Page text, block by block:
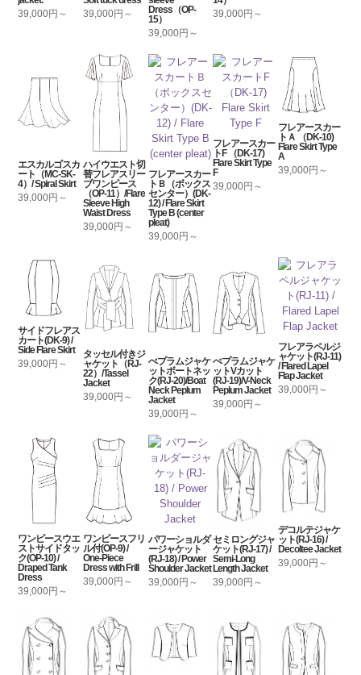
39,000円～
39,000円～
Dress（OP-
15）
39,000円～
39,000円～
エスカルゴスカ
ート（MC-SK-
4）/ Spiral Skirt
39,000円～
ハイウエスト切
替フレアスリー
ブワンピース
（OP-11）/Flare
Sleeve High
Waist Dress
39,000円～
フレアースカー
トＢ（ボックス
センター）(DK-
12) / Flare Skirt
Type B (center
pleat)
39,000円～
フレアースカー
トF （DK-17)
Flare Skirt Type
F
39,000円～
フレアースカー
トＡ （DK-10)
Flare Skirt Type
A
39,000円～
サイドフレアス
カート(DK-9) /
Side Flare Skirt
39,000円～
タッセル付きジ
ャケット（RJ-
22）/Tassel
Jacket
39,000円～
ぺプラムジャケ
ットボートネッ
ク(RJ-20)/Boat
Neck Peplum
Jacket
39,000円～
ぺプラムジャケ
ットVカット
(RJ-19)/V-Neck
Peplum Jacket
39,000円～
フレアラペルジ
ャケット(RJ-11)
/ Flared Lapel
Flap Jacket
39,000円～
ワンピースウエ
ストサイドタッ
ク(OP-10) /
Draped Tank
Dress
39,000円～
ワンピースフリ
ル付(OP-9) /
One-Piece
Dress with Frill
39,000円～
パワーショルダ
ージャケット
(RJ-18) / Power
Shoulder Jacket
39,000円～
セミロングジャ
ケット(RJ-17) /
Semi-Long
Length Jacket
39,000円～
デコルテジャケ
ット(RJ-16) /
Decoltee Jacket
39,000円～